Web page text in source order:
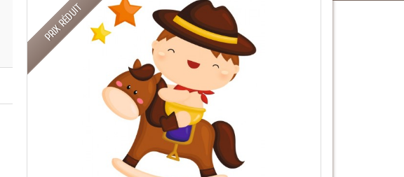
PRIX RÉDUIT